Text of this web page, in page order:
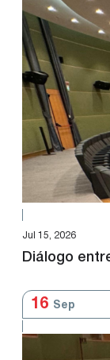
Jul 15, 2026
Diálogo
16 Sep